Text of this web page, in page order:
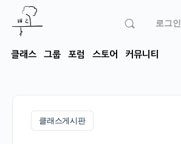
로그인
클래스 그룹 포럼 스토어 커뮤니티
클래스게시판